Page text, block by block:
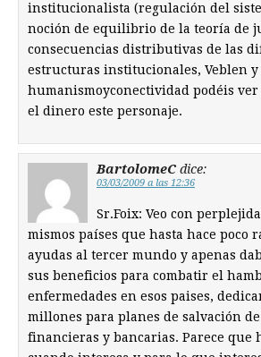
institucionalista (regulación del
noción de equilibrio de la teoría de
consecuencias distributivas de las
estructuras institucionales, Veblen y
humanismoyconectividad podéis ver
el dinero este personaje.
BartolomeC dice:
03/03/2009 a las 12:36
Sr.Foix: Veo con
mismos países que hasta hace poco
ayudas al tercer mundo y apenas
sus beneficios para combatir el
enfermedades en esos paises,
millones para planes de salvación
financieras y bancarias. Parece que